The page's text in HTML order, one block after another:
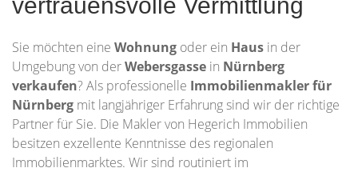
Sie möchten eine Wohnung oder ein Haus in der
Umgebung von derWebersgasse in Nürnberg
verkaufen? Als professionelle Immobilienmakler für
Nürnberg mit langjähriger Erfahrung sind wir der richtige
Partner für Sie. Die Makler von Hegerich Immobilien
besitzen exzellente Kenntnisse des regionalen
Immobilienmarktes. Wir sind routiniert im